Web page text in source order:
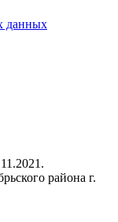
данных
района г.